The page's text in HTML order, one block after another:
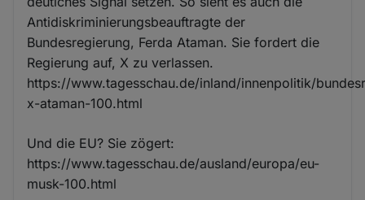
Antidiskriminierungsbeauftragte der
Bundesregierung, Ferda Ataman. Sie fordert die
Regierung auf, X zu verlassen.
https://www.tagesschau.de/inland/innenpolitik/
x-ataman-100.html
Und die EU? Sie zögert:
https://www.tagesschau.de/ausland/europa/eu-
musk-100.html